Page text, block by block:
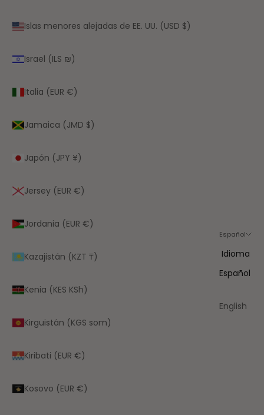
Islas menores alejadas de EE. UU. (USD $)
Israel (ILS ₪)
Italia (EUR €)
Jamaica (JMD $)
Japón (JPY ¥)
Jersey (EUR €)
Jordania (EUR €)
Kazajistán (KZT ₸)
Kenia (KES KSh)
Kirguistán (KGS som)
Kiribati (EUR €)
Kosovo (EUR €)
Español
Idioma
Español
English